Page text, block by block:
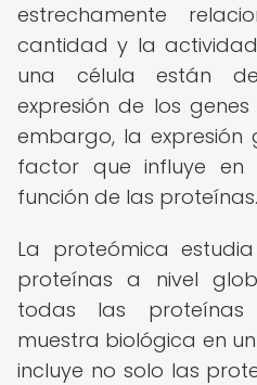
estrechamente
cantidad y la
una célula están
expresión de los genes
embargo, la expresión
factor que influye
función de las proteínas.
La proteómica
proteínas a nivel
todas las
muestra biológica en
incluye no solo las